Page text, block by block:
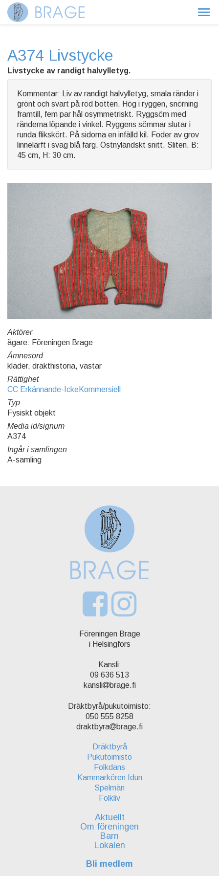
A374 Livstycke
Livstycke av randigt halvylletyg.
Kommentar: Liv av randigt halvylletyg, smala ränder i
grönt och svart på röd botten. Hög i ryggen, snörning
framtill, fem par hål osymmetriskt. Ryggsöm med
ränderna löpande i vinkel. Ryggens sömmar slutar i
runda flikskört. På sidorna en infälld kil. Foder av grov
linnelärft i svag blå färg. Östnyländskt snitt. Sliten. B:
45 cm, H: 30 cm.
Aktörer
ägare: Föreningen Brage
Ämnesord
kläder, dräkthistoria, västar
Rättighet
CC Erkännande-IckeKommersiell
Typ
Fysiskt objekt
Media id/signum
A374
Ingår i samlingen
A-samling
Föreningen Brage
i Helsingfors
Kansli:
09 636 513
kansli
brage.fi
Dräktbyrå/pukutoimisto:
050 555 8258
draktbyra
brage.fi
Dräktbyrå
Pukutoimisto
Folkdans
Kammarkören Idun
Spelmän
Folkliv
Aktuellt
Om föreningen
Barn
Lokalen
Bli medlem